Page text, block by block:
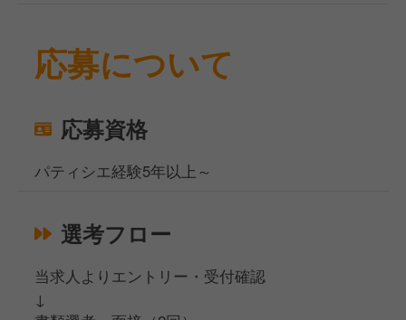
応募について
応募資格
パティシエ経験5年以上～
選考フロー
当求人よりエントリー・受付確認
↓